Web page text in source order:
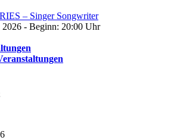
– Singer Songwriter
- Beginn: 20:00 Uhr